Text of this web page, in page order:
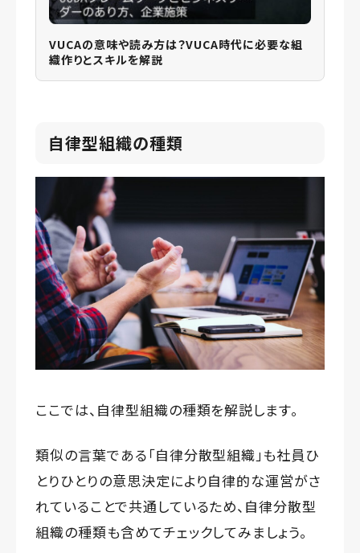
VUCAの意味や読み方は？VUCA時代に必要な組
織作りとスキルを解説
自律型組織の種類
ここでは、自律型組織の種類を解説します。
類似の言葉である「自律分散型組織」も社員ひ
とりひとりの意思決定により自律的な運営がさ
れていることで共通しているため、自律分散型
組織の種類も含めてチェックしてみましょう。